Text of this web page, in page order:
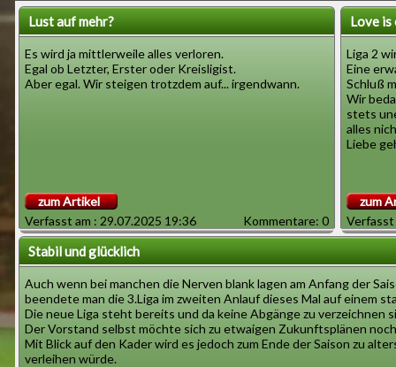
Lust auf mehr?
Es wird ja mittlerweile alles verloren.
Egal ob Letzter, Erster oder Kreisligist.
Aber egal. Wir steigen trotzdem auf... irgendwann.
zum Artikel
Verfasst am : 29.07.2025 19:36
Kommentare: 0
Love is
Liga 2
Eine
Schluß
Wir
stets
alles
Liebe
zum
Verfasst
Stabil und glücklich
Auch wenn bei manchen die Nerven blank lagen am Anfang der
beendete man die 3.Liga im zweiten Anlauf dieses Mal auf einem
Die neue Liga steht bereits und da keine Abgänge zu
Der Vorstand selbst möchte sich zu etwaigen Zukunftsplänen
Mit Blick auf den Kader wird es jedoch zum Ende der Saison zu
verleihen würde.